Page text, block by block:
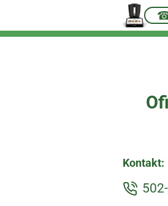
treści
☎
Kontakt: